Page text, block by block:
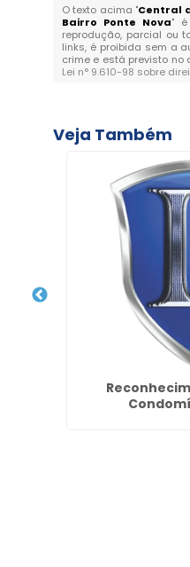
O texto acima "Central
Bairro Ponte Nova" é
reprodução, parcial ou
links, é proibida sem a
crime e está previsto no
Lei n° 9.610-98 sobre
Veja Também